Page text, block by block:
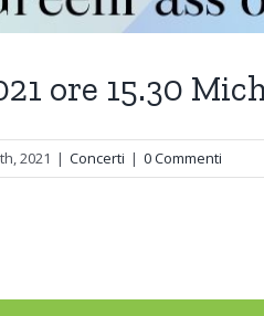
ore 15.30
2021 | Concerti | 0 Commenti